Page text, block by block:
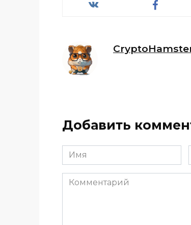
Добавить
Имя
*
Комментарий